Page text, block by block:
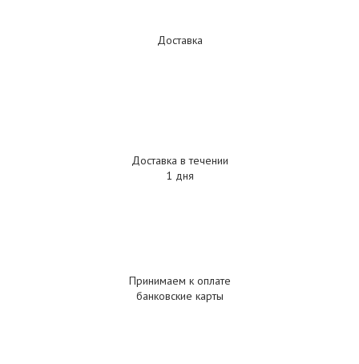
Доставка
Доставка в течении
1 дня
Принимаем к оплате
банковские карты